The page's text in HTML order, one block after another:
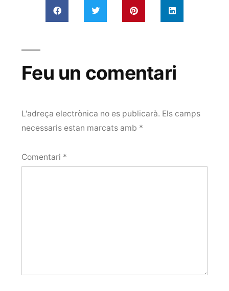
Feu un comentari
L'adreça electrònica no es publicarà. Els camps
necessaris estan marcats amb *
Comentari *